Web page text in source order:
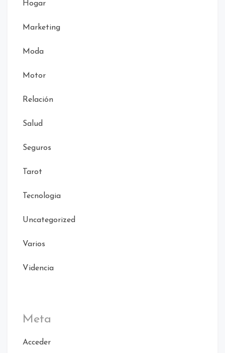
Hogar
Marketing
Moda
Motor
Relación
Salud
Seguros
Tarot
Tecnologia
Uncategorized
Varios
Videncia
Meta
Acceder